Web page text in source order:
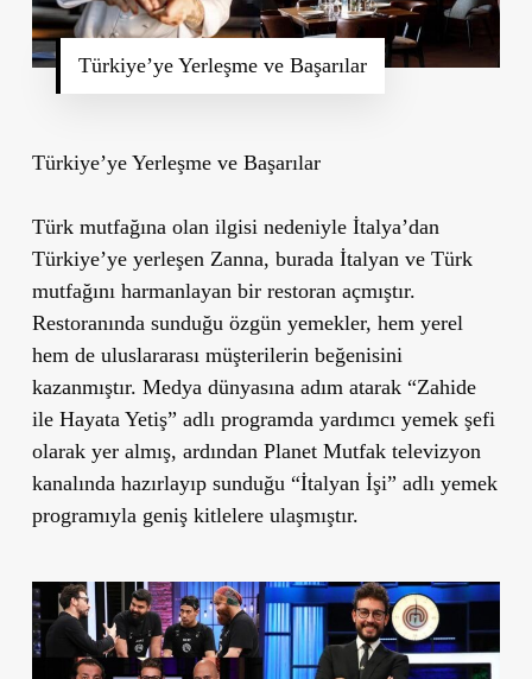
Türkiye’ye Yerleşme ve Başarılar
Türkiye’ye Yerleşme ve Başarılar
Türk mutfağına olan ilgisi nedeniyle İtalya’dan
Türkiye’ye yerleşen Zanna, burada İtalyan ve Türk
mutfağını harmanlayan bir restoran açmıştır.
Restoranında sunduğu özgün yemekler, hem yerel
hem de uluslararası müşterilerin beğenisini
kazanmıştır. Medya dünyasına adım atarak “Zahide
ile Hayata Yetiş” adlı programda yardımcı yemek şefi
olarak yer almış, ardından Planet Mutfak televizyon
kanalında hazırlayıp sunduğu “İtalyan İşi” adlı yemek
programıyla geniş kitlelere ulaşmıştır.